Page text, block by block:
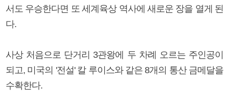
서도 우승한다면 또 세계육상 역사에 새로운 장을 열게 된
다.
사상 처음으로 단거리 3관왕에 두 차례 오르는 주인공이
되고, 미국의 '전설' 칼 루이스와 같은 8개의 통산 금메달을
수확한다.